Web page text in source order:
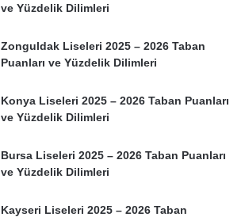
ve Yüzdelik Dilimleri
Zonguldak Liseleri 2025 – 2026 Taban
Puanları ve Yüzdelik Dilimleri
Konya Liseleri 2025 – 2026 Taban Puanları
ve Yüzdelik Dilimleri
Bursa Liseleri 2025 – 2026 Taban Puanları
ve Yüzdelik Dilimleri
Kayseri Liseleri 2025 – 2026 Taban